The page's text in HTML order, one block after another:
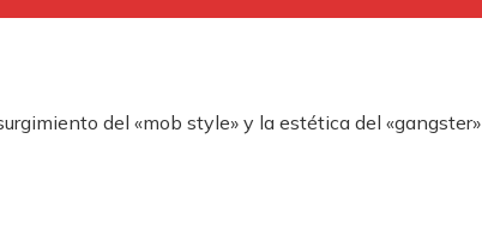
del «mob style» y la estética del «gangster»